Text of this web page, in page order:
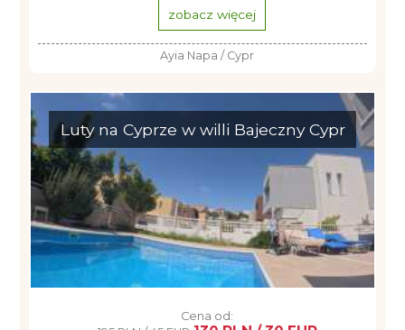
zobacz więcej
Ayia Napa / Cypr
Luty na Cyprze w willi Bajeczny Cypr
Cena od: